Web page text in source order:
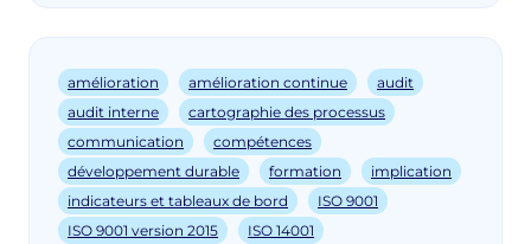
amélioration amélioration continue
audit
audit interne
cartographie des processus
communication
compétences
développement durable
formation
implication
indicateurs et tableaux de bord
ISO 9001
ISO 9001 version 2015
ISO 14001